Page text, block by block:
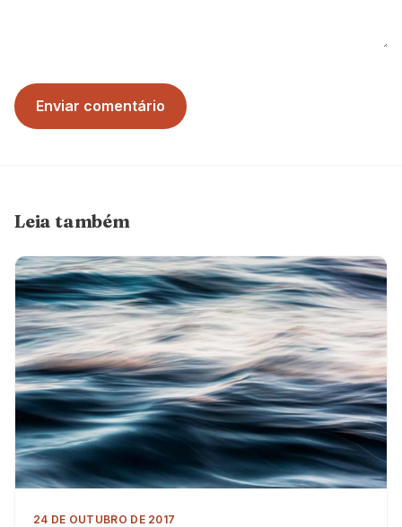
Enviar comentário
Leia também
24 DE OUTUBRO DE 2017